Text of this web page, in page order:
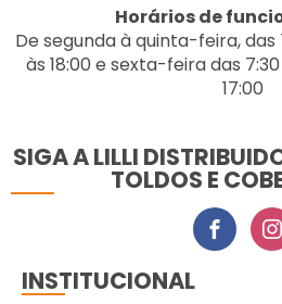
Horários de
De segunda à quinta-feira, das
às 18:00 e sexta-feira das 7:30
17:00
SIGA A LILLI
TOLDOS E
INSTITUCIONAL